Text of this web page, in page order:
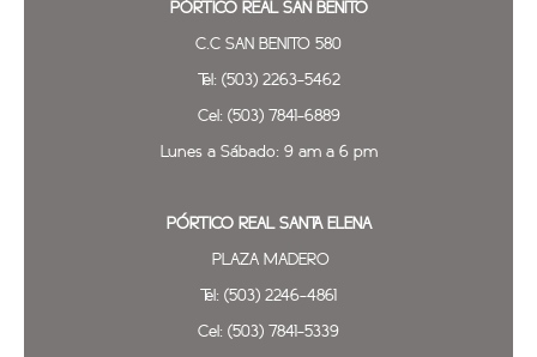
PÓRTICO REAL SAN BENITO
C.C SAN BENITO 580
Tel: (503) 2263-5462
Cel: (503) 7841-6889
Lunes a Sábado: 9 am a 6 pm
PÓRTICO REAL SANTA ELENA
PLAZA MADERO
Tel: (503) 2246-4861
Cel: (503) 7841-5339